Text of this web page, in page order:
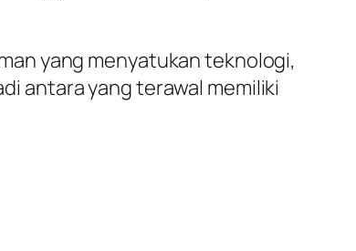
yang menyatukan teknologi,
antara yang terawal memiliki